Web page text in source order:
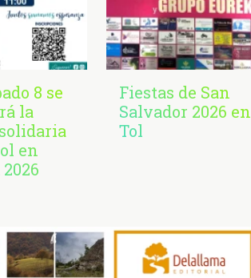
8 se
la
en
Fiestas de San
Salvador 2026 en
Tol